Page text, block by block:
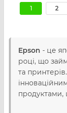
1 2
Epson - це
році, що
та
продуктами,